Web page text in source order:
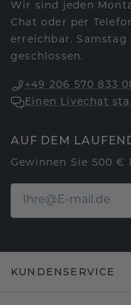
Wir sind jeden
Chat oder per
erreichbar.
geschlossen.
+49 206 570 833
Einen Livechat
AUF DEM
Gewinnen Sie 500 €
KUNDENSERVICE